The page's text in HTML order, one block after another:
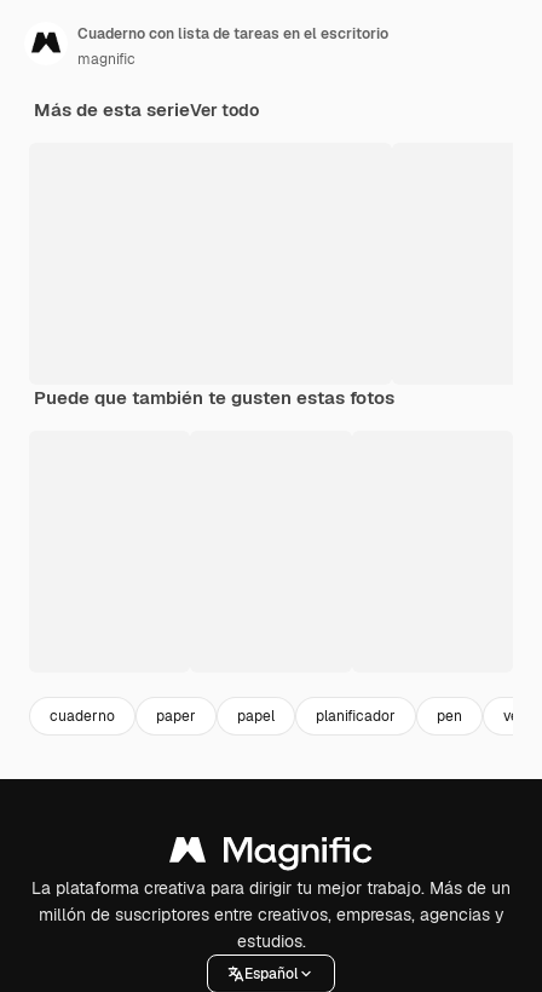
Cuaderno con lista de tareas en el escritorio
magnific
Más de esta serieVer todo
Puede que también te gusten estas fotos
cuaderno paper papel planificador pen
La plataforma creativa para dirigir tu mejor trabajo. Más de un
millón de suscriptores entre creativos, empresas, agencias y
estudios.
Español